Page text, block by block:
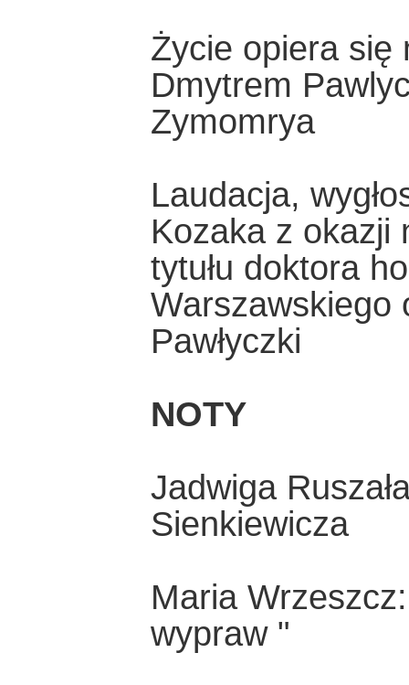
Życie opiera się
Dmytrem
Zymomrya
Laudacja,
Kozaka z okazji
tytułu doktora
Warszawskiego
Pawłyczki
NOTY
Jadwiga
Sienkiewicza
Maria
wypraw "